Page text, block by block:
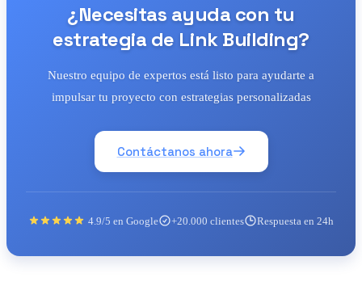
¿Necesitas ayuda con tu
estrategia de Link Building?
Nuestro equipo de expertos está listo para ayudarte a
impulsar tu proyecto con estrategias personalizadas
Contáctanos ahora
4.9/5 en Google +20.000 clientes Respuesta en 24h